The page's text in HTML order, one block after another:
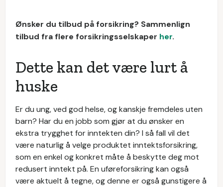
Ønsker du tilbud på forsikring? Sammenlign
tilbud fra flere forsikringsselskaper her.
Dette kan det være lurt å
huske
Er du ung, ved god helse, og kanskje fremdeles uten
barn? Har du en jobb som gjør at du ønsker en
ekstra trygghet for inntekten din? I så fall vil det
være naturlig å velge produktet inntektsforsikring,
som en enkel og konkret måte å beskytte deg mot
redusert inntekt på. En uføreforsikring kan også
være aktuelt å tegne, og denne er også gunstigere å